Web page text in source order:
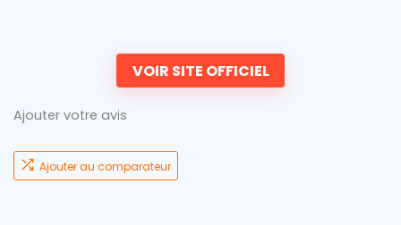
VOIR SITE OFFICIEL
Ajouter votre avis
Ajouter au comparateur